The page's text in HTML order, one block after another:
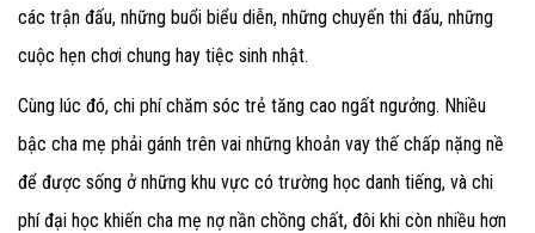
các trận đấu, những buổi biểu diễn, những chuyến thi đấu, những
cuộc hẹn chơi chung hay tiệc sinh nhật.
Cùng lúc đó, chi phí chăm sóc trẻ tăng cao ngất ngưởng. Nhiều
bậc cha mẹ phải gánh trên vai những khoản vay thế chấp nặng nề
để được sống ở những khu vực có trường học danh tiếng, và chi
phí đại học khiến cha mẹ nợ nần chồng chất, đôi khi còn nhiều hơn